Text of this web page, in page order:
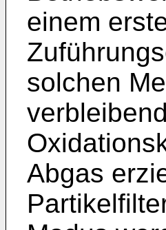
einem
solchen
Abgas